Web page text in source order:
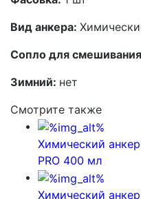
Вид анкера:
Сопло для
Зимний: нет
Смотрите также
Химический
PRO 400 мл
Химический